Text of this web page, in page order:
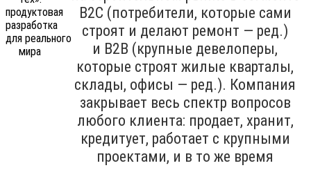
B2C (потребители, которые сами
строят и делают ремонт — ред.)
и B2B (крупные девелоперы,
которые строят жилые кварталы,
склады, офисы — ред.). Компания
закрывает весь спектр вопросов
любого клиента: продает, хранит,
кредитует, работает с крупными
проектами, и в то же время